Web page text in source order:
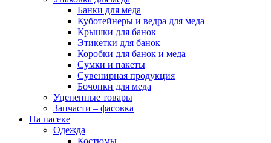
Банки для меда
Куботейнеры и ведра для меда
Крышки для банок
Этикетки для банок
Коробки для банок и меда
Сумки и пакеты
Сувенирная продукция
Бочонки для меда
Уцененные товары
Запчасти – фасовка
На пасеке
Одежда
Костюмы